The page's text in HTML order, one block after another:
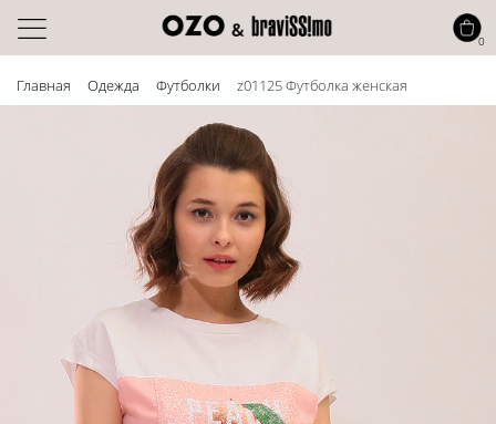
Главная Одежда Футболки z01125 Футболка женская
0